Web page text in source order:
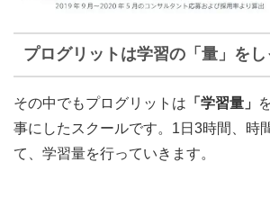
プログリットは学習の「量」を
その中でもプログリットは 「学習量」
事にしたスクールです。1日3時間、時
て、学習量を行っていきます。